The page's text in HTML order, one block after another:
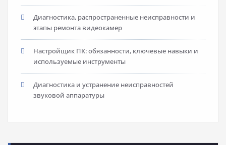
Диагностика, распространенные неисправности и
этапы ремонта видеокамер
Настройщик ПК: обязанности, ключевые навыки и
используемые инструменты
Диагностика и устранение неисправностей
звуковой аппаратуры